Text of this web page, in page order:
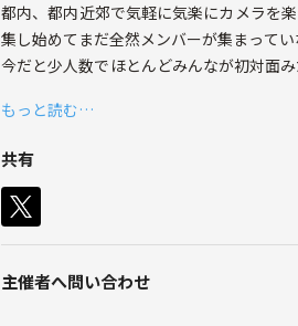
都内、都内近郊で気軽に気楽にカメラを
集し始めてまだ全然メンバーが集まって
今だと少人数でほとんどみんなが初対面
興味ある方は気軽に連絡ください。質問
【サークル設立の想い】
4年くらい前に一眼レフカメラを買って
会ったカメラ好きな方と少しお話させて
なかった写真も撮れるようになるのでは
私自身まだまだ初心者であまり教える事
もっと読む…
共有
主催者へ問い合わせ